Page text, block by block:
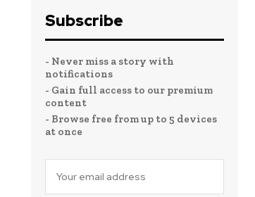
Subscribe
- Never miss a story with
notifications
- Gain full access to our premium
content
- Browse free from up to 5 devices
at once